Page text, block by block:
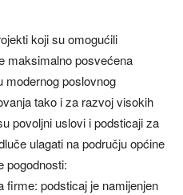
koji su omogućili
maksimalno posvećena
modernog poslovnog
tako i za razvoj visokih
povoljni uslovi i podsticaji za
ulagati na području općine
pogodnosti:
firme: podsticaj je namijenjen